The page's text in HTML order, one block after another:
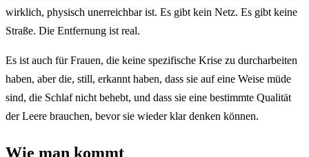
wirklich, physisch unerreichbar ist. Es gibt kein Netz. Es gibt keine
Straße. Die Entfernung ist real.
Es ist auch für Frauen, die keine spezifische Krise zu durcharbeiten
haben, aber die, still, erkannt haben, dass sie auf eine Weise müde
sind, die Schlaf nicht behebt, und dass sie eine bestimmte Qualität
der Leere brauchen, bevor sie wieder klar denken können.
Wie man kommt